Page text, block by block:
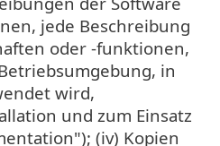
jede Beschreibung
oder -funktionen,
in
wird,
und zum Einsatz
(iv) Kopien